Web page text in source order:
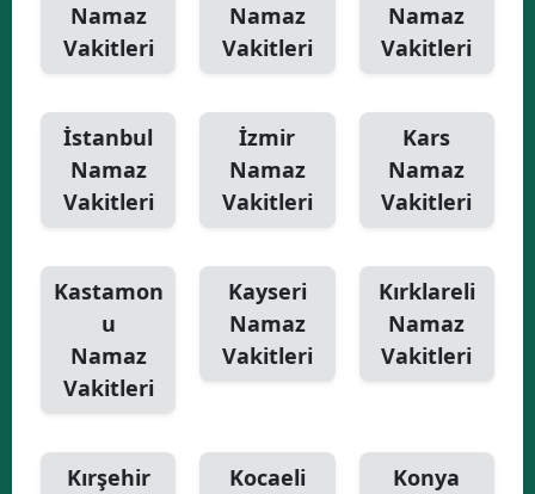
Namaz
Vakitleri
Namaz
Vakitleri
Namaz
Vakitleri
İstanbul
Namaz
Vakitleri
İzmir
Namaz
Vakitleri
Kars
Namaz
Vakitleri
Kastamon
u
Namaz
Vakitleri
Kayseri
Namaz
Vakitleri
Kırklareli
Namaz
Vakitleri
Kırşehir
Kocaeli
Konya